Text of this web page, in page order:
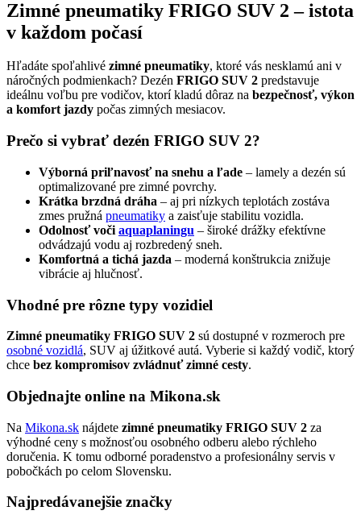
Zimné pneumatiky FRIGO SUV 2 – istota
v každom počasí
Hľadáte spoľahlivé zimné pneumatiky, ktoré vás nesklamú ani v
náročných podmienkach? Dezén FRIGO SUV 2 predstavuje
ideálnu voľbu pre vodičov, ktorí kladú dôraz na bezpečnosť, výkon
a komfort jazdy počas zimných mesiacov.
Prečo si vybrať dezén FRIGO SUV 2?
Výborná priľnavosť na snehu a ľade – lamely a dezén sú
optimalizované pre zimné povrchy.
Krátka brzdná dráha – aj pri nízkych teplotách zostáva
zmes pružná pneumatiky a zaisťuje stabilitu vozidla.
Odolnosť voči aquaplaningu – široké drážky efektívne
odvádzajú vodu aj rozbredený sneh.
Komfortná a tichá jazda – moderná konštrukcia znižuje
vibrácie aj hlučnosť.
Vhodné pre rôzne typy vozidiel
Zimné pneumatiky FRIGO SUV 2 sú dostupné v rozmeroch pre
osobné vozidlá, SUV aj úžitkové autá. Vyberie si každý vodič, ktorý
chce bez kompromisov zvládnuť zimné cesty.
Objednajte online na Mikona.sk
Na Mikona.sk nájdete zimné pneumatiky FRIGO SUV 2 za
výhodné ceny s možnosťou osobného odberu alebo rýchleho
doručenia. K tomu odborné poradenstvo a profesionálny servis v
pobočkách po celom Slovensku.
Najpredávanejšie značky